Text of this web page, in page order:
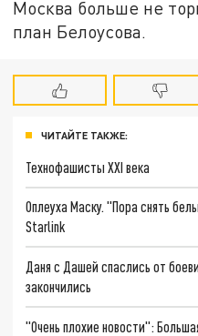
Москва больше не
план Белоусова.
ЧИТАЙТЕ ТАКЖЕ:
Технофашисты XXI века
Оплеуха Маску. "Пора снять
Starlink
Даня с Дашей спаслись от
закончились
"Очень плохие новости":